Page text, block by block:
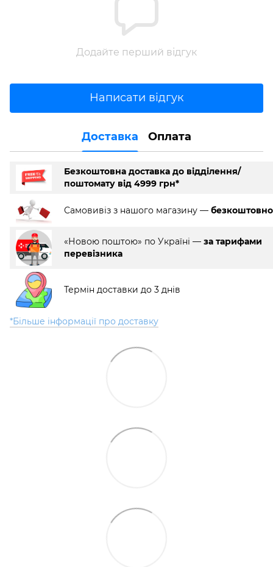
Додайте перший відгук
Написати відгук
Доставка Оплата
Безкоштовна доставка до відділення/
поштомату від 4999 грн*
Самовивіз з нашого магазину — безкоштовно
«Новою поштою» по Україні — за тарифами
перевізника
Термін доставки до 3 днів
*Більше інформації про доставку